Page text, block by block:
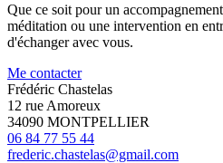
Que ce soit pour un
méditation ou une intervention en
d'échanger avec vous.
Me contacter
Frédéric Chastelas
12 rue Amoreux
34090 MONTPELLIER
06 84 77 55 44
frederic.chastelas@gmail.com